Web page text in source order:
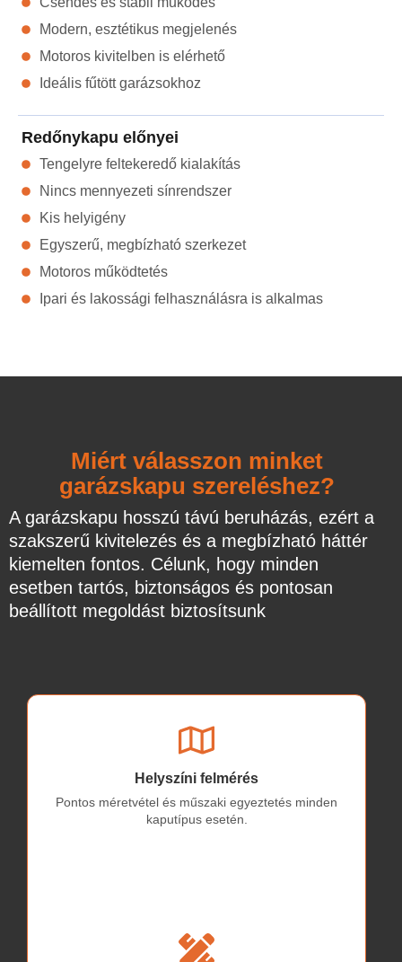
Modern, esztétikus megjelenés
Motoros kivitelben is elérhető
Ideális fűtött garázsokhoz
Redőnykapu előnyei
Tengelyre feltekeredő kialakítás
Nincs mennyezeti sínrendszer
Kis helyigény
Egyszerű, megbízható szerkezet
Motoros működtetés
Ipari és lakossági felhasználásra is alkalmas
Miért válasszon minket
garázskapu szereléshez?
A garázskapu hosszú távú beruházás, ezért a
szakszerű kivitelezés és a megbízható háttér
kiemelten fontos. Célunk, hogy minden
esetben tartós, biztonságos és pontosan
beállított megoldást biztosítsunk
Helyszíni felmérés
Pontos méretvétel és műszaki egyeztetés minden
kaputípus esetén.